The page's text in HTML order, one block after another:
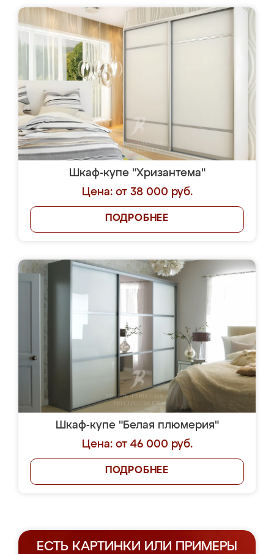
Шкаф-купе "Хризантема"
Цена: от 38 000 руб.
ПОДРОБНЕЕ
Шкаф-купе "Белая плюмерия"
Цена: от 46 000 руб.
ПОДРОБНЕЕ
ЕСТЬ КАРТИНКИ ИЛИ ПРИМЕРЫ